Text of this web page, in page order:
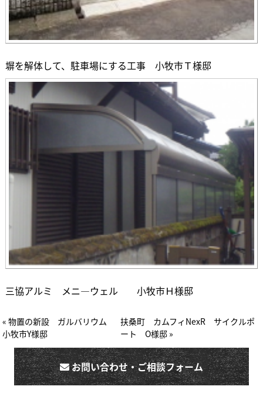
塀を解体して、駐車場にする工事 小牧市Ｔ様邸
三協アルミ メニ―ウェル 小牧市Ｈ様邸
« 物置の新設 ガルバリウム
小牧市Y様邸
扶桑町 カムフィNexR サイクルポ
ート O様邸 »
お問い合わせ・ご相談フォーム